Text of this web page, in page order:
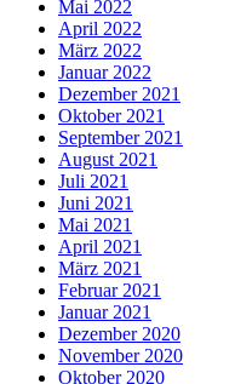
Mai 2022
April 2022
März 2022
Januar 2022
Dezember 2021
Oktober 2021
September 2021
August 2021
Juli 2021
Juni 2021
Mai 2021
April 2021
März 2021
Februar 2021
Januar 2021
Dezember 2020
November 2020
Oktober 2020